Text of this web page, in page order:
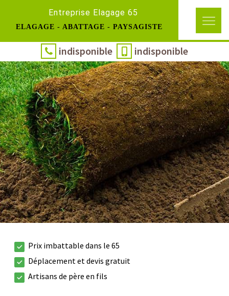
Entreprise Elagage 65
ELAGAGE - ABATTAGE - PAYSAGISTE
indisponible indisponible
Prix imbattable dans le 65
Déplacement et devis gratuit
Artisans de père en fils